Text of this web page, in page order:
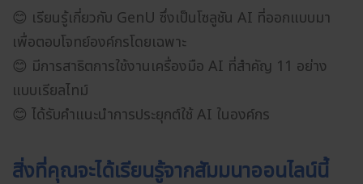
😊 เรียนรู้เกี่ยวกับ GenU ซึ่งเป็นโซลูชัน AI ที่ออกแบบมา
เพื่อตอบโจทย์องค์กรโดยเฉพาะ
😊 มีการสาธิตการใช้งานเครื่องมือ AI ที่สำคัญ 11 อย่าง
แบบเรียลไทม์
😊 ได้รับคำแนะนำการประยุกต์ใช้ AI ในองค์กร
สิ่งที่คุณจะได้เรียนรู้จากสัมมนาออนไลน์นี้